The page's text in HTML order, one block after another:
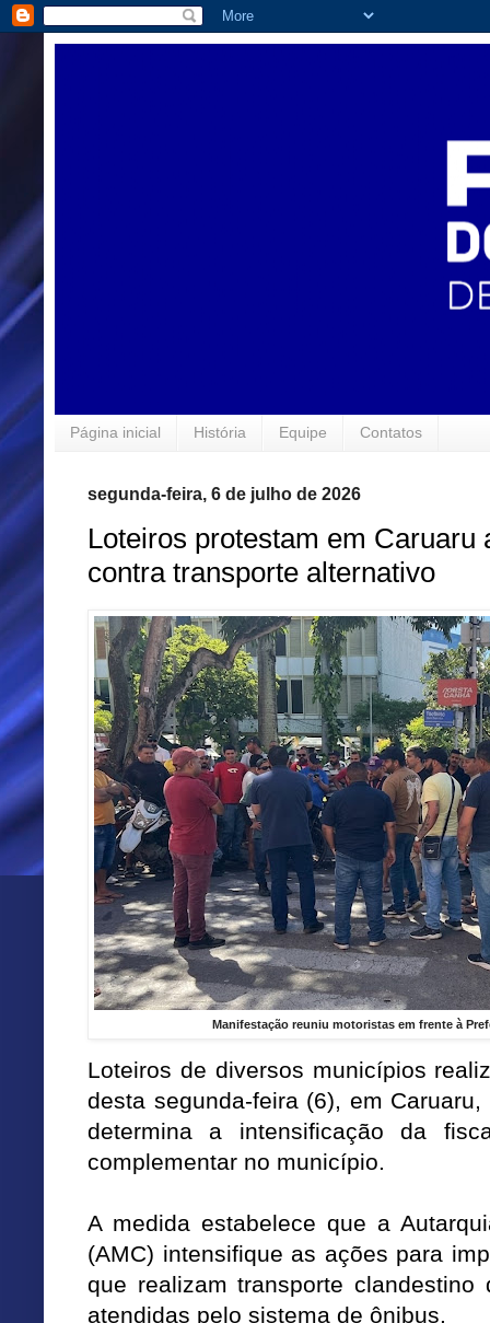
Página inicial História Equipe Contatos
segunda-feira, 6 de julho de 2026
Loteiros protestam em Caruaru
contra transporte alternativo
Manifestação reuniu motoristas em frente à
Loteiros de diversos municípios
desta segunda-feira (6), em
determina a intensificação da
complementar no município.
A medida estabelece que a
(AMC) intensifique as ações para
que realizam transporte
atendidas pelo sistema de ônibus.